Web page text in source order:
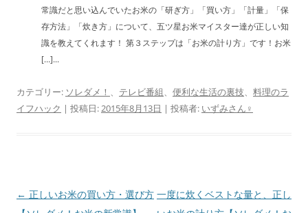
常識だと思い込んでいたお米の「研ぎ方」「買い方」「計量」「保
存方法」「炊き方」について、五ツ星お米マイスター達が正しい知
識を教えてくれます！ 第３ステップは「お米の計り方」です！お米
[…]...
カテゴリー: ソレダメ！ 、 テレビ番組、 便利な生活の裏技、 料理のラ
イフハック | 投稿日:2015年8月13日 | 投稿者: いずみさん♀
投
← 正しいお米の買い方・選び方 一度に炊くベストな量と、正し